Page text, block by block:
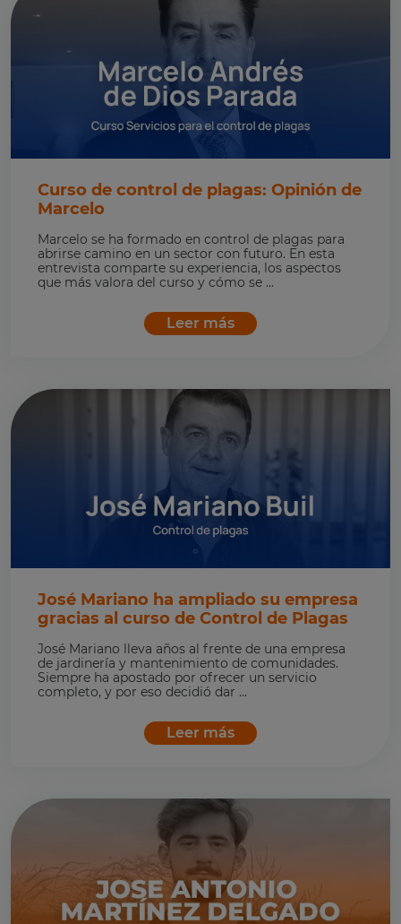
Curso de control de plagas: Opinión de
Marcelo
Marcelo se ha formado en control de plagas para
abrirse camino en un sector con futuro. En esta
entrevista comparte su experiencia, los aspectos
que más valora del curso y cómo se ...
Leer más
José Mariano ha ampliado su empresa
gracias al curso de Control de Plagas
José Mariano lleva años al frente de una empresa
de jardinería y mantenimiento de comunidades.
Siempre ha apostado por ofrecer un servicio
completo, y por eso decidió dar ...
Leer más